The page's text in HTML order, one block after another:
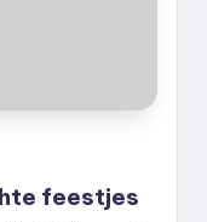
feestjes